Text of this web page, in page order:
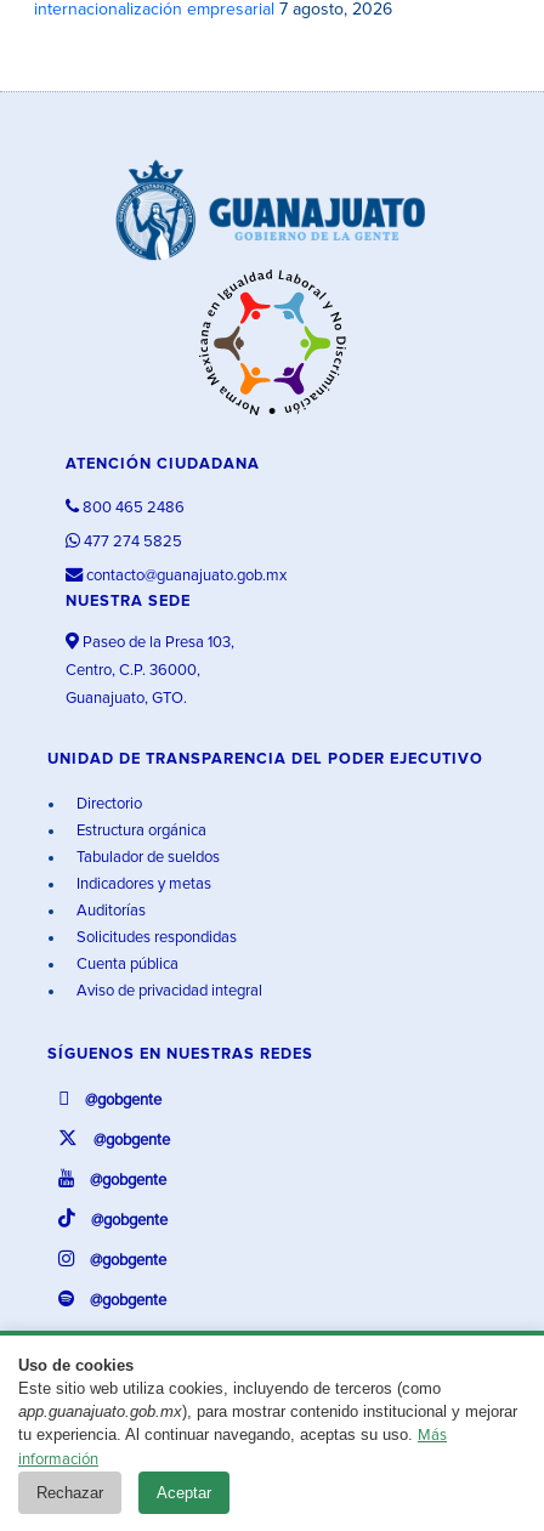
internacionalización empresarial 7 agosto, 2026
Uso de cookies
Este sitio web utiliza cookies, incluyendo de terceros (como
app.guanajuato.gob.mx), para mostrar contenido institucional y mejorar
tu experiencia. Al continuar navegando, aceptas su uso. Más
información
Rechazar Aceptar
ATENCIÓN CIUDADANA
800 465 2486
477 274 5825
contacto@guanajuato.gob.mx
NUESTRA SEDE
Paseo de la Presa 103,
Centro, C.P. 36000,
Guanajuato, GTO.
UNIDAD DE TRANSPARENCIA DEL PODER EJECUTIVO
Directorio
Estructura orgánica
Tabulador de sueldos
Indicadores y metas
Auditorías
Solicitudes respondidas
Cuenta pública
Aviso de privacidad integral
SÍGUENOS EN NUESTRAS REDES
@gobgente
@gobgente
@gobgente
@gobgente
@gobgente
@gobgente
¿Existe algún problema con esta página?Repórtalo aquí.
Aviso legal